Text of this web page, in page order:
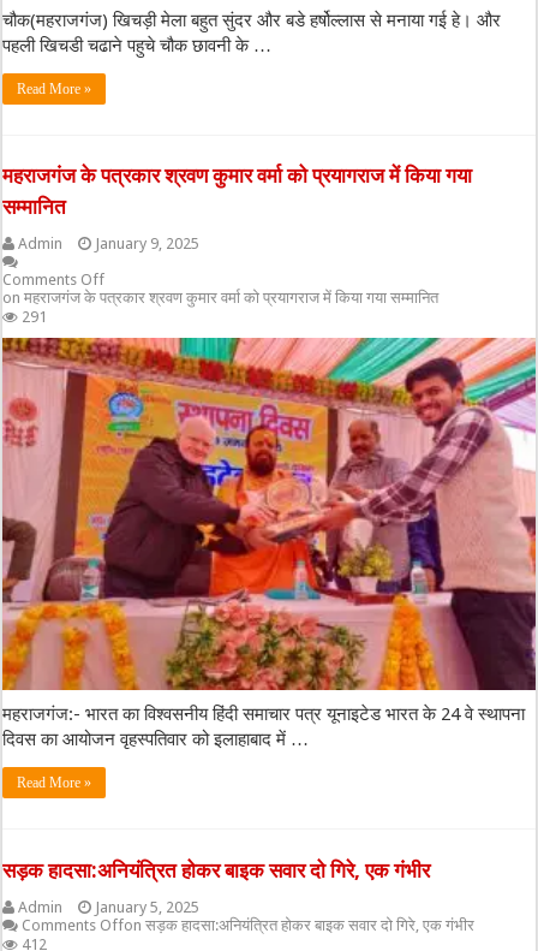
चौक(महराजगंज) खिचड़ी मेला बहुत सुंदर और बडे हर्षोल्लास से मनाया गई हे। और
पहली खिचडी चढाने पहुचे चौक छावनी के …
Read More »
महराजगंज के पत्रकार श्रवण कुमार वर्मा को प्रयागराज में किया गया
सम्मानित
Admin
January 9, 2025
Comments Off
on महराजगंज के पत्रकार श्रवण कुमार वर्मा को प्रयागराज में किया गया सम्मानित
291
महराजगंज:- भारत का विश्वसनीय हिंदी समाचार पत्र यूनाइटेड भारत के 24 वे स्थापना
दिवस का आयोजन वृहस्पतिवार को इलाहाबाद में …
Read More »
सड़क हादसा:अनियंत्रित होकर बाइक सवार दो गिरे, एक गंभीर
Admin
January 5, 2025
Comments Offon सड़क हादसा:अनियंत्रित होकर बाइक सवार दो गिरे, एक गंभीर
412